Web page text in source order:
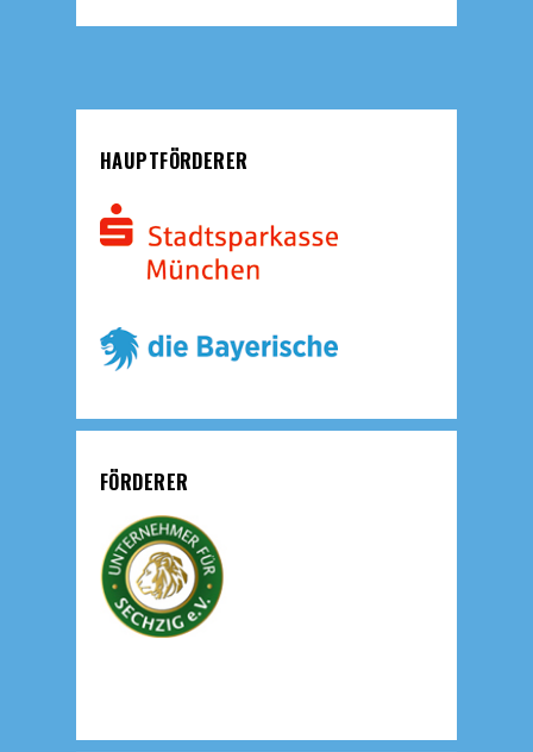
HAUPTFÖRDERER
FÖRDERER